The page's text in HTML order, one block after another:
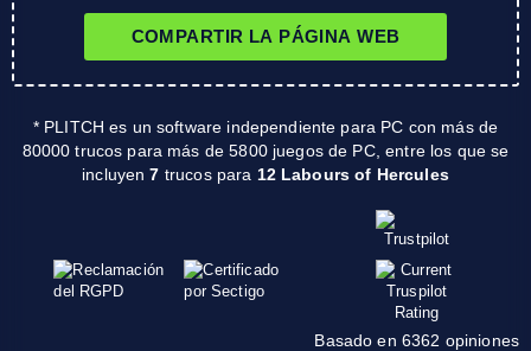
COMPARTIR LA PÁGINA WEB
* PLITCH es un software independiente para PC con más de
80000 trucos para más de 5800 juegos de PC, entre los que se
incluyen7 trucos para 12 Labours of Hercules
Basado en 6362 opiniones